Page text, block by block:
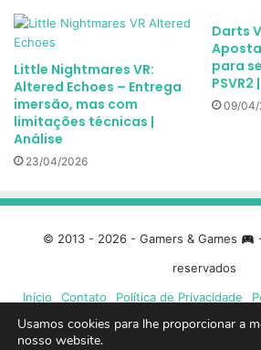
Little Nightmares VR:
Altered Echoes – Entrega
imersão, mas com
limitações técnicas |
Análise
23/04/2026
Darts
para
PSVR2
09/04/
© 2013 - 2026 - Gamers & Games
reservados
Início
Contato Política de Privacidade
Facebook
X
Usamos cookies para lhe proporcionar a
nosso website.